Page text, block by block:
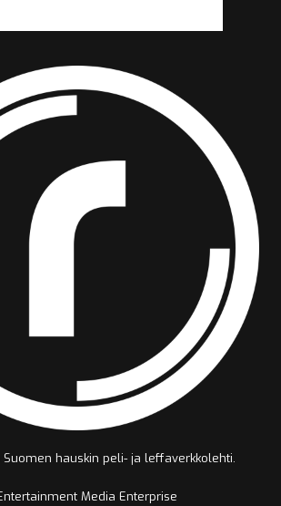
Suomen hauskin peli- ja leffaverkkolehti.
Media Enterprise